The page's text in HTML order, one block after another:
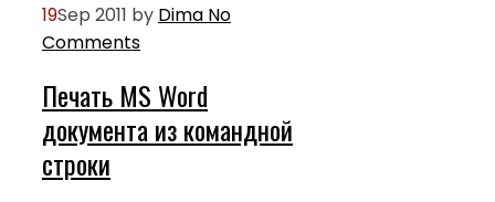
19Sep 2011 by Dima No
Comments
Печать MS Word
документа из командной
строки